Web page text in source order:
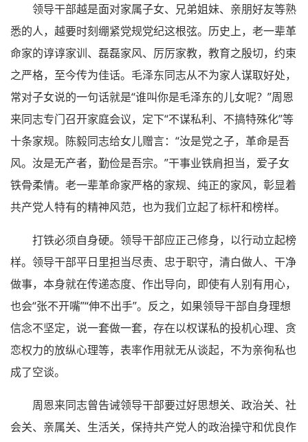
领导干部越是面对家属子女、兄弟姐妹、亲朋好友等熟
悉的人，越要时刻绷紧党规党纪这根弦。历史上，老一辈革
命家的谆谆家训、磊磊家风、厉厉家教，教育之殷切，约束
之严格，至今传为佳话。毛泽东同志从不为家人谋取好处，
常对子女说的一句话就是“谁叫你是毛泽东的儿女呢？”周恩
来同志专门召开家庭会议，定下“不谋私利、不搞特殊化”等
十条家规。陈毅同志给女儿赠言：“汝是党之子，革命是吾
风。汝是无产者，勤俭是吾宗。”干事业铁肩担当，爱子女
铁骨柔情。老一辈革命家严格的家规、纯正的家风，彰显着
共产党人特有的精神风范，也为我们立起了标杆和榜样。
打铁必须自身硬。领导干部应正己修身，以行动立起榜
样。领导干部平日里担当尽责、忠于职守，清白做人、干净
做事，本身就在传递态度、作出导向，即使有人别有用心，
也会“张不开嘴”“伸不出手”。反之，如果领导干部自身理想
信念不坚定，说一套做一套，存在以权谋私的投机心理、贪
恋权力的放纵心理等，表率作用就无从谈起，不为亲徇私也
成了空谈。
周恩来同志曾告诫领导干部要过好思想关、政治关、社
会关、亲属关、生活关，保持共产党人的政治操守和优良作